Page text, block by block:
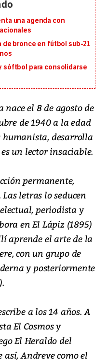
una agenda con
de bronce en fútbol sub-21
sóftbol para consolidarse
el 8 de agosto de
de 1940 a la edad
humanista, desarrolla
un lector insaciable.
permanente,
letras lo seducen
periodista y
en El Lápiz (1895)
aprende el arte de la
con un grupo de
y posteriormente
a los 14 años. A
El Cosmos y
El Heraldo del
así, Andreve como el